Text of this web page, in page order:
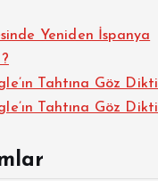
Yeniden İspanya
Tahtına Göz Dikti
Tahtına Göz Dikti